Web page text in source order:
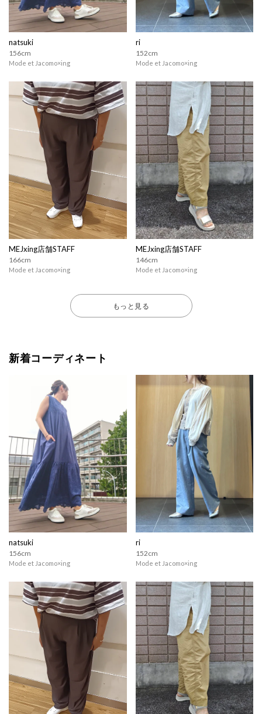
natsuki
156cm
Mode et Jacomo×ing
ri
152cm
Mode et Jacomo×ing
MEJxing店舗STAFF
166cm
Mode et Jacomo×ing
MEJxing店舗STAFF
146cm
Mode et Jacomo×ing
もっと見る
新着コーディネート
natsuki
156cm
Mode et Jacomo×ing
ri
152cm
Mode et Jacomo×ing